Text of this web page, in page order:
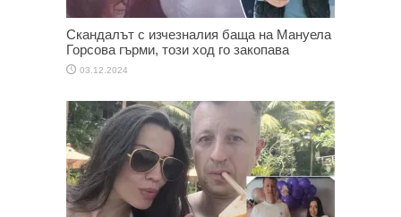
Скандалът с изчезналия баща на Мануела
Горсова гърми, този ход го закопава
03.12.2024